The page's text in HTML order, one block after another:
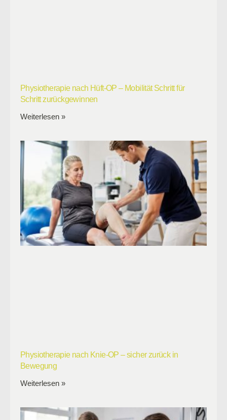
Physiotherapie nach Hüft-OP – Mobilität Schritt für
Schritt zurückgewinnen
Weiterlesen »
Physiotherapie nach Knie-OP – sicher zurück in
Bewegung
Weiterlesen »